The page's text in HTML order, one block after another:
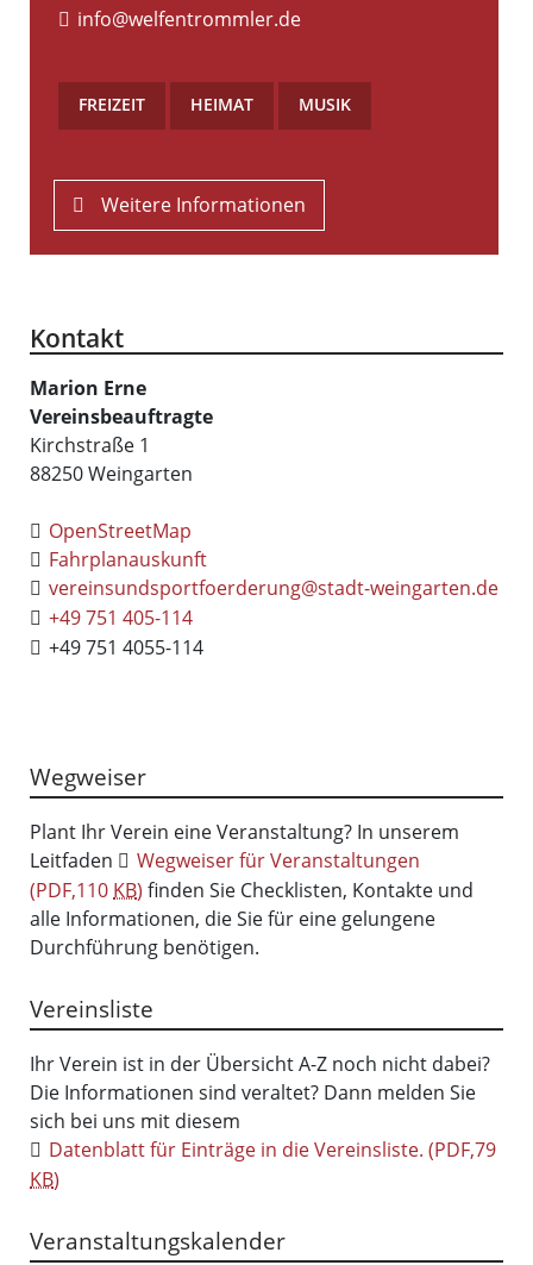
info@welfentrommler.de
FREIZEIT HEIMAT MUSIK
Weitere Informationen
Kontakt
Marion Erne
Vereinsbeauftragte
Kirchstraße 1
88250Weingarten
OpenStreetMap
Fahrplanauskunft
vereinsundsportfoerderung@stadt-weingarten.de
+49 751 405-114
+49 751 4055-114
Wegweiser
Plant Ihr Verein eine Veranstaltung? In unserem
Leitfaden
Wegweiser für Veranstaltungen
(PDF,110 KB) finden Sie Checklisten, Kontakte und
alle Informationen, die Sie für eine gelungene
Durchführung benötigen.
Vereinsliste
Ihr Verein ist in der Übersicht A-Z noch nicht dabei?
Die Informationen sind veraltet? Dann melden Sie
sich bei uns mit diesem
Datenblatt für Einträge in die Vereinsliste. (PDF,79
KB)
Veranstaltungskalender